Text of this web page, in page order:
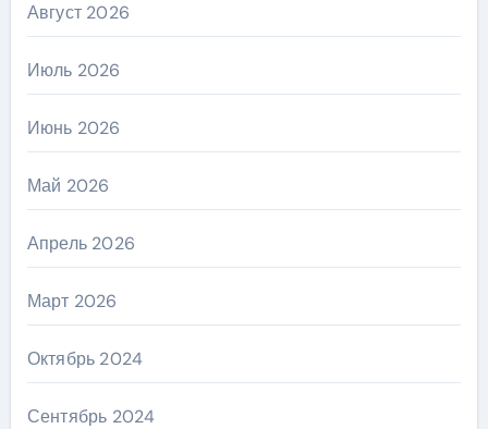
Август 2026
Июль 2026
Июнь 2026
Май 2026
Апрель 2026
Март 2026
Октябрь 2024
Сентябрь 2024